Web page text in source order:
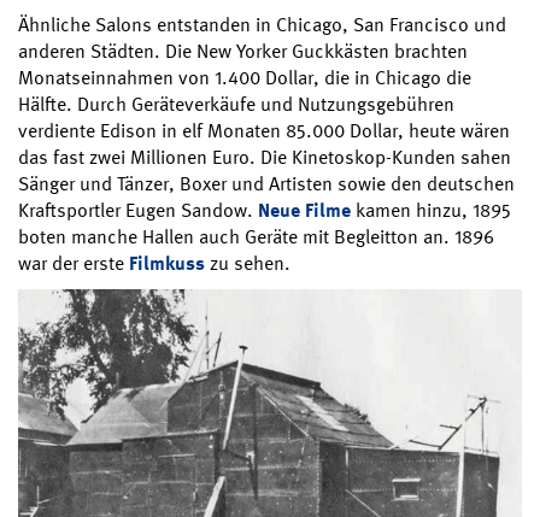
Ähnliche Salons entstanden in Chicago, San Francisco und
anderen Städten. Die New Yorker Guckkästen brachten
Monatseinnahmen von 1.400 Dollar, die in Chicago die
Hälfte. Durch Geräteverkäufe und Nutzungsgebühren
verdiente Edison in elf Monaten 85.000 Dollar, heute wären
das fast zwei Millionen Euro. Die Kinetoskop-Kunden sahen
Sänger und Tänzer, Boxer und Artisten sowie den deutschen
Kraftsportler Eugen Sandow. Neue Filme kamen hinzu, 1895
boten manche Hallen auch Geräte mit Begleitton an. 1896
war der erste Filmkusszu sehen.